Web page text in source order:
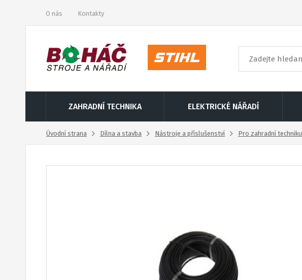
O nás Kontakty
ZAHRADNÍ TECHNIKA ELEKTRICKÉ NÁŘADÍ
Úvodní strana Dílna a stavba Nástroje a příslušenství Pro zahradní techniku